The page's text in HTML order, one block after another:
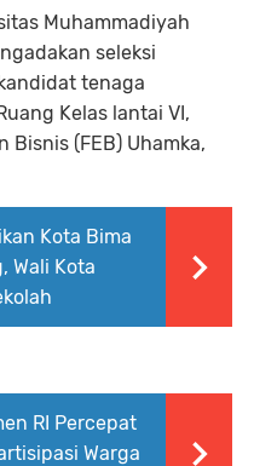
Muhammadiyah
seleksi
tenaga
Kelas lantai VI,
Bisnis (FEB) Uhamka,
Kota Bima
Wali Kota
RI Percepat
Warga